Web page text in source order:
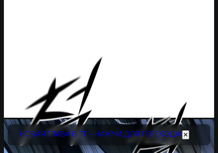
НОВАЯ ГЛАВА В ТГ - НАЖМИ ДЛЯ ПЕРЕХОДА! ✕